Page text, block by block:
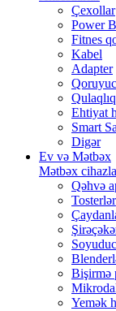
Çexollar
Power
Fitnes
Kabel
Adapter
Qulaqlıq
Ehtiyat
Smart
Digər
Ev və Mətbəx
Mətbəx
Qəhvə
Tosterlər
Bişirmə
Yemək